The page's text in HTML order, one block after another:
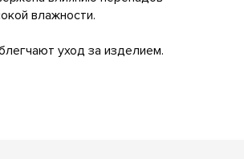
влажности.
уход за изделием.